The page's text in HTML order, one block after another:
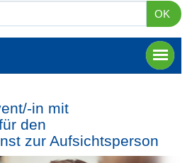
OK
in mit
den
zur Aufsichtsperson